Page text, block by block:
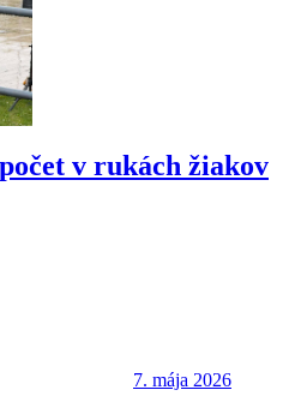
v rukách žiakov
7. mája 2026